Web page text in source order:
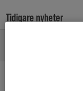
Tidigare nyheter
Guld i öppna
Vinst i